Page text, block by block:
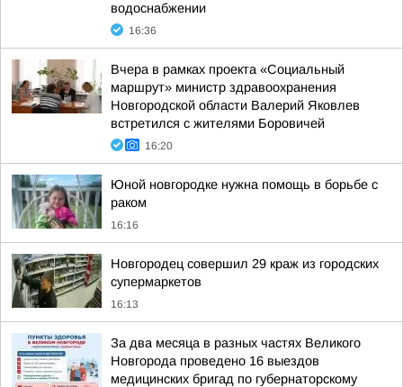
водоснабжении
16:36
Вчера в рамках проекта «Социальный
маршрут» министр здравоохранения
Новгородской области Валерий Яковлев
встретился с жителями Боровичей
16:20
Юной новгородке нужна помощь в борьбе с
раком
16:16
Новгородец совершил 29 краж из городских
супермаркетов
16:13
За два месяца в разных частях Великого
Новгорода проведено 16 выездов
медицинских бригад по губернаторскому